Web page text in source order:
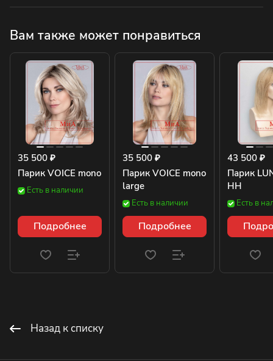
Вам также может понравиться
35 500 ₽
Парик VOICE mono
Есть в наличии
Подробнее
35 500 ₽
Парик VOICE mono
large
Есть в наличии
Подробнее
43 500 ₽
Парик
HH
Есть в
Назад к списку